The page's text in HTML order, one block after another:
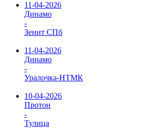
11-04-2026
Динамо
-
Зенит СПб
11-04-2026
Динамо
-
Уралочка-НТМК
10-04-2026
Протон
-
Тулица